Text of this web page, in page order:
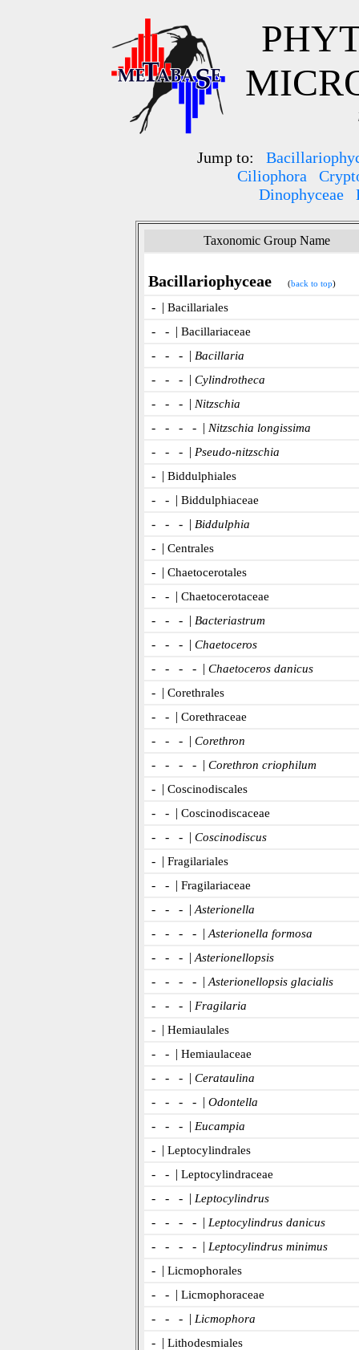
Jump to:
Ciliophora
Dinophyceae
Taxonomic Group Name
Bacillariophyceae (back to top)
- | Bacillariales
- - | Bacillariaceae
- - - | Bacillaria
- - - | Cylindrotheca
- - - | Nitzschia
- - - - | Nitzschia longissima
- - - | Pseudo-nitzschia
- | Biddulphiales
- - | Biddulphiaceae
- - - | Biddulphia
- | Centrales
- | Chaetocerotales
- - | Chaetocerotaceae
- - - | Bacteriastrum
- - - | Chaetoceros
- - - - | Chaetoceros danicus
- | Corethrales
- - | Corethraceae
- - - | Corethron
- - - - | Corethron criophilum
- | Coscinodiscales
- - | Coscinodiscaceae
- - - | Coscinodiscus
- | Fragilariales
- - | Fragilariaceae
- - - | Asterionella
- - - - | Asterionella formosa
- - - | Asterionellopsis
- - - - | Asterionellopsis glacialis
- - - | Fragilaria
- | Hemiaulales
- - | Hemiaulaceae
- - - | Cerataulina
- - - - | Odontella
- - - | Eucampia
- | Leptocylindrales
- - | Leptocylindraceae
- - - | Leptocylindrus
- - - - | Leptocylindrus danicus
- - - - | Leptocylindrus minimus
- | Licmophorales
- - | Licmophoraceae
- - - | Licmophora
- | Lithodesmiales